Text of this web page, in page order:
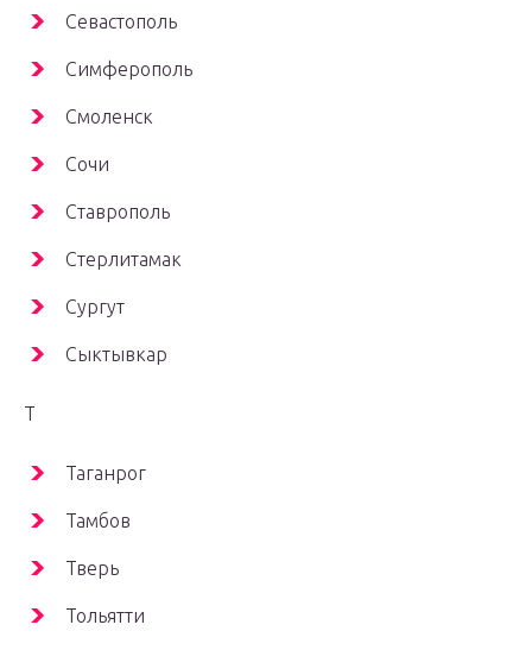
Севастополь
Симферополь
Смоленск
Сочи
Ставрополь
Стерлитамак
Сургут
Сыктывкар
Т
Таганрог
Тамбов
Тверь
Тольятти